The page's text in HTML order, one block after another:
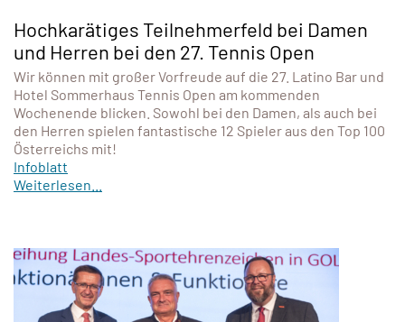
Hochkarätiges Teilnehmerfeld bei Damen
und Herren bei den 27. Tennis Open
Wir können mit großer Vorfreude auf die 27. Latino Bar und
Hotel Sommerhaus Tennis Open am kommenden
Wochenende blicken. Sowohl bei den Damen, als auch bei
den Herren spielen fantastische 12 Spieler aus den Top 100
Österreichs mit!
Infoblatt
Weiterlesen...